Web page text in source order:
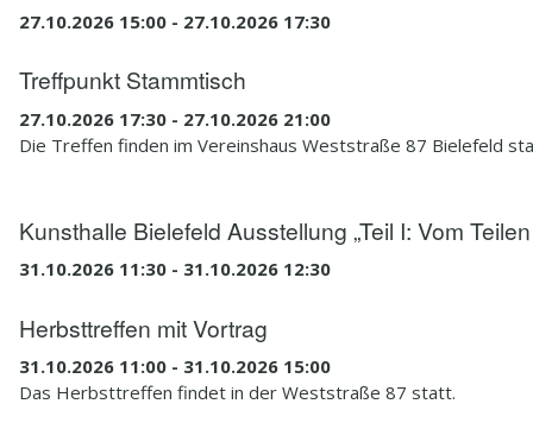
27.10.2026 15:00 - 27.10.2026 17:30
Treffpunkt Stammtisch
27.10.2026 17:30 - 27.10.2026 21:00
Die Treffen finden im Vereinshaus Weststraße 87 Bielefeld
Kunsthalle Bielefeld Ausstellung „Teil I: Vom
31.10.2026 11:30 - 31.10.2026 12:30
Herbsttreffen mit Vortrag
31.10.2026 11:00 - 31.10.2026 15:00
Das Herbsttreffen findet in der Weststraße 87 statt.